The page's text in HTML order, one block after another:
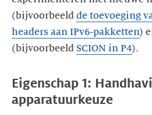
(bijvoorbeeld de toevoeging
headers aan IPv6-pakketten)
(bijvoorbeeld SCION in P4).
Eigenschap 1: